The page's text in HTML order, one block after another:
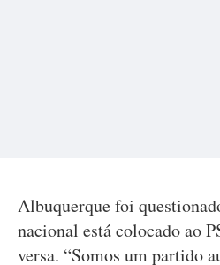
Albuquerque foi
nacional está colocado ao
versa. “Somos um partido